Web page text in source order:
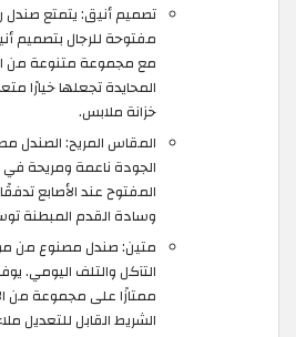
تصميم أنيق: يتمتع صندل
مفتوحة للرجال بتصميم
مع مجموعة متنوعة من
المحايدة تجعلها خيارًا
خزانة ملابس.
المقاس المريح: الصندل
الجودة ناعمة ومريحة في
المفتوح عند الأصابع
وسادة القدم المبطنة
متين: صندل مصنوع من
التآكل والتلف اليومي.
ممتازًا على مجموعة من
الشريط القابل للتعديل